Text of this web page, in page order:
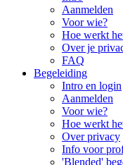
Aanmelden
Voor wie?
Hoe werkt
Over je
FAQ
Begeleiding
Intro en login
Aanmelden
Voor wie?
Hoe werkt
Over privacy
Info voor
'Blended'